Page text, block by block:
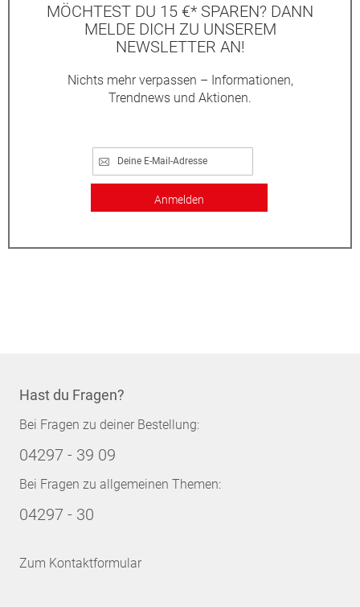
MÖCHTEST DU 15 €* SPAREN? DANN
MELDE DICH ZU UNSEREM
NEWSLETTER AN!
Nichts mehr verpassen – Informationen,
Trendnews und Aktionen.
Anmelden
Hast du Fragen?
Bei Fragen zu deiner Bestellung:
04297 - 39 09
Bei Fragen zu allgemeinen Themen:
04297 - 30
Zum Kontaktformular